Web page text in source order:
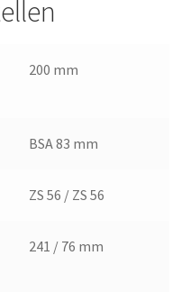
200 mm
BSA 83 mm
ZS 56 / ZS 56
241 / 76 mm